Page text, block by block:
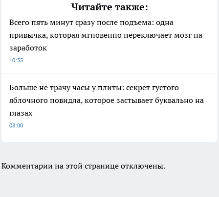
Читайте также:
Всего пять минут сразу после подъема: одна
привычка, которая мгновенно переключает мозг на
заработок
10:35
Больше не трачу часы у плиты: секрет густого
яблочного повидла, которое застывает буквально на
глазах
08:00
Комментарии на этой странице отключены.